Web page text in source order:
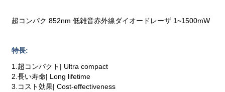
超コンパク 852nm 低雑音赤外線ダイオードレーザ 1~1500mW
特長:
1.超コンパクト| Ultra compact
2.長い寿命| Long lifetime
3.コスト効果| Cost-effectiveness